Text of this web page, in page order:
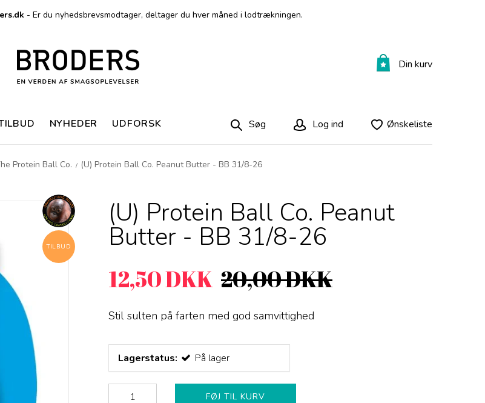
- Er du nyhedsbrevsmodtager, deltager du hver måned i lodtrækningen.
Din kurv
NYHEDER UDFORSK Søg Log ind Ønskeliste
Protein Ball Co. / (U) Protein Ball Co. Peanut Butter - BB 31/8-26
TILBUD
(U) Protein Ball Co. Peanut
Butter - BB 31/8-26
12,50 DKK 20,00 DKK
Stil sulten på farten med god samvittighed
Lagerstatus: På lager
FØJ TIL KURV